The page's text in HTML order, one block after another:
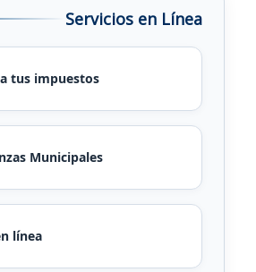
Servicios en Línea
tus impuestos
Municipales
línea